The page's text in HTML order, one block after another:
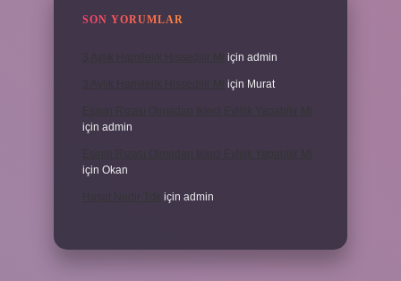
SON YORUMLAR
için admin
için Murat
için admin
için Okan
için admin